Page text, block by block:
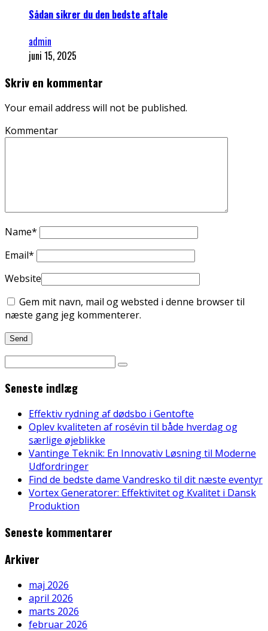
Sådan sikrer du den bedste aftale
admin
juni 15, 2025
Skriv en kommentar
Your email address will not be published.
Kommentar
Name*
Email*
Website
Gem mit navn, mail og websted i denne browser til
næste gang jeg kommenterer.
Seneste indlæg
Effektiv rydning af dødsbo i Gentofte
Oplev kvaliteten af rosévin til både hverdag og
særlige øjeblikke
Vantinge Teknik: En Innovativ Løsning til Moderne
Udfordringer
Find de bedste dame Vandresko til dit næste eventyr
Vortex Generatorer: Effektivitet og Kvalitet i Dansk
Produktion
Seneste kommentarer
Arkiver
maj 2026
april 2026
marts 2026
februar 2026